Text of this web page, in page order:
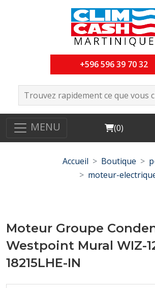
+596 596 39 70 32
MENU Cart
(0)
Accueil Boutique
moteur-
Moteur Groupe
Westpoint Mural WIZ-
18215LHE-IN